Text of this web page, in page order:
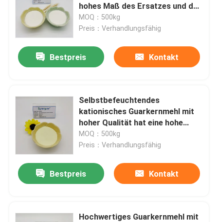
hohes Maß des Ersatzes und der
hohen Transparenz für
Haarpflege
MOQ：500kg
Preis：Verhandlungsfähig
Bestpreis Kontakt
Selbstbefeuchtendes
kationisches Guarkernmehl mit
hoher Qualität hat eine hohe
Viskosität und einen mittleren
Substitutionsgrad für die
MOQ：500kg
Preis：Verhandlungsfähig
Bestpreis Kontakt
Hochwertiges Guarkernmehl mit